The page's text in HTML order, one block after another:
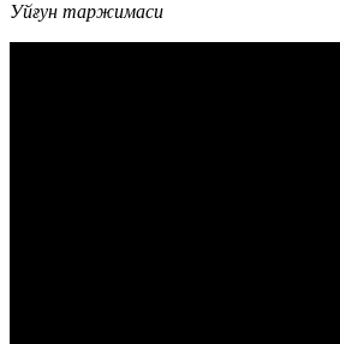
Уйғун таржимаси